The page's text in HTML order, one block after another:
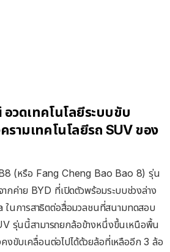
อวดเทคโนโลยีระบบขับ
รามเทคโนโลยีรถ SUV ของ
(หรือ Fang Cheng Bao Bao 8) รุ่น
กค่าย BYD ที่เปิดตัวพร้อมระบบช่วงล่าง
นการสาธิตต่อสื่อมวลชนที่สนามทดสอบ
รุ่นนี้สามารถยกล้อข้างหนึ่งขึ้นเหนือพื้น
งขับเคลื่อนต่อไปได้ด้วยล้อที่เหลืออีก 3 ล้อ